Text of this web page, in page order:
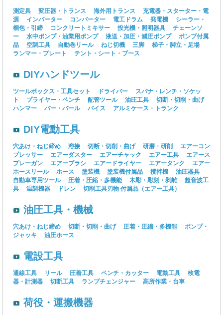
測定具 変圧器・トランス 海外用トランス
充電器・スターター・電
源
インバーター コンバーター 電工ドラム 発電機
シーラー・
梱包・引締
コンクリートミキサー 投光機・照明器具
チェーンソ
ー
水中ポンプ・油業用ポンプ 液送・加圧・減圧ポンプ
ポンプ付属
品
空調工具 自動巻リール ねじ切機 三脚
梯子・脚立・足場
ランマー・プレート
テント・シート・ブース
DIYハンドツール
ツールボックス・工具セット ドライバー
スパナ・レンチ・ソケッ
ト
プライヤー・ペンチ 配管ツール 油圧工具
切断・切削・曲げ
ハンマー
バー・バール バイス アルミケース・トランク
DIY電動工具
穴あけ・ねじ締め 溶接 切断・切削・曲げ 研磨・研削
エアーコン
プレッサー
エアーダスター エアーチャック エアー工具
エアース
プレーガン
エアーブラシ エアードライヤー エアータンク
エアー
ホースリール
ホース 塗装機 塗装機付属品 攪拌機
油圧器具
自動車専用ツール
圧着・圧縮・多機能 木彫・彫刻・剥離
超音波工
具
温調機器 ドレン 切削工具刃物 付属品（エアー工具）
油圧工具・機械
穴あけ・ねじ締め 切断・切削・曲げ 圧着・圧縮・多機能
ポンプ・
ジャッキ
油圧ホース
電設工具
通線工具 リール 圧着工具 ペンチ・カッター 電動工具
検電
器・計測器
切断工具 ランプチェンジャー 高所作業・台車
荷役・運搬機器